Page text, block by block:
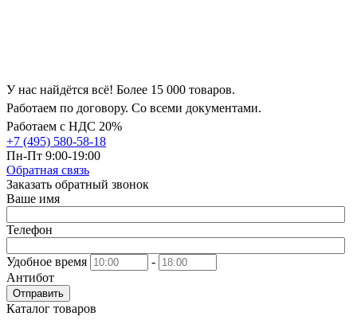
У нас найдётся всё! Более 15 000 товаров.
Работаем по договору. Со всеми документами.
Работаем с НДС 20%
+7 (495) 580-58-18
Пн-Пт 9:00-19:00
Обратная связь
Заказать обратный звонок
Ваше имя
Телефон
Удобное время
-
Антибот
Отправить
Каталог товаров